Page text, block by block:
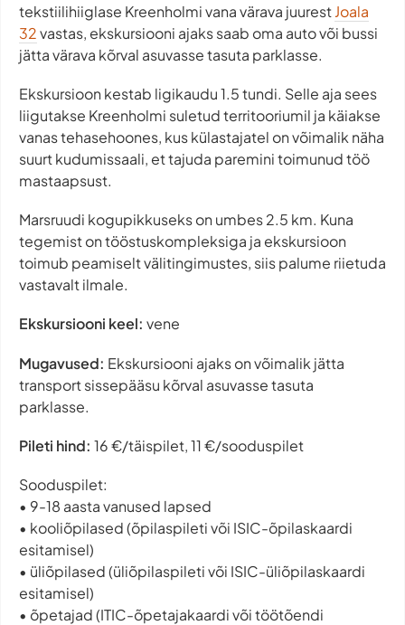
tekstiilihiiglase Kreenholmi vana värava juurestJoala
32vastas, ekskursiooni ajaks saab oma auto või bussi
jätta värava kõrval asuvasse tasuta parklasse.
Ekskursioon kestab ligikaudu 1.5 tundi. Selle aja sees
liigutakse Kreenholmi suletud territooriumil ja käiakse
vanas tehasehoones, kus külastajatel on võimalik näha
suurt kudumissaali, et tajuda paremini toimunud töö
mastaapsust.
Marsruudi kogupikkuseks on umbes 2.5 km. Kuna
tegemist on tööstuskompleksiga ja ekskursioon
toimub peamiselt välitingimustes, siis palume riietuda
vastavalt ilmale.
Ekskursiooni keel: vene
Mugavused: Ekskursiooni ajaks on võimalik jätta
transport sissepääsu kõrval asuvasse tasuta
parklasse.
Pileti hind: 16 €/täispilet, 11 €/sooduspilet
Sooduspilet:
• 9-18 aasta vanused lapsed
• kooliõpilased (õpilaspileti või ISIC-õpilaskaardi
esitamisel)
• üliõpilased (üliõpilaspileti või ISIC-üliõpilaskaardi
esitamisel)
• õpetajad (ITIC-õpetajakaardi või töötõendi